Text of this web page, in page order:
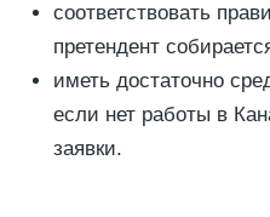
соответствовать
претендент
иметь достаточно
если нет работы в
заявки.